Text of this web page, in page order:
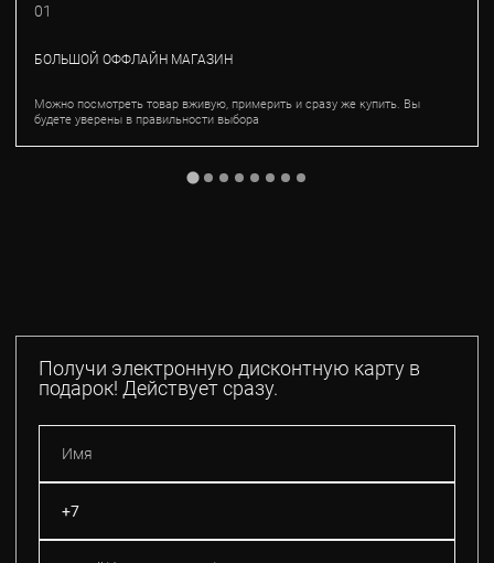
01
БОЛЬШОЙ ОФФЛАЙН МАГАЗИН
Можно посмотреть товар вживую, примерить и сразу же купить. Вы
будете уверены в правильности выбора
Получи электронную дисконтную карту в
подарок! Действует сразу.